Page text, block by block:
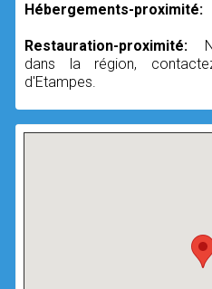
Hébergements-proximité:
Restauration-proximité:
dans la région,
d'Etampes.